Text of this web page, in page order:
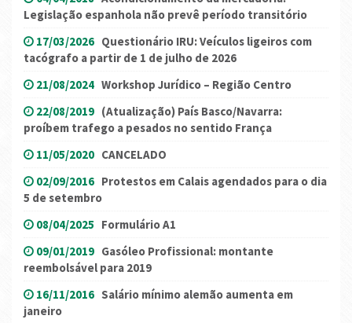
Legislação espanhola não prevê período transitório
17/03/2026 Questionário IRU: Veículos ligeiros com
tacógrafo a partir de 1 de julho de 2026
21/08/2024 Workshop Jurídico – Região Centro
22/08/2019 (Atualização) País Basco/Navarra:
proíbem trafego a pesados no sentido França
11/05/2020 CANCELADO
02/09/2016 Protestos em Calais agendados para o dia
5 de setembro
08/04/2025 Formulário A1
09/01/2019 Gasóleo Profissional: montante
reembolsável para 2019
16/11/2016 Salário mínimo alemão aumenta em
janeiro